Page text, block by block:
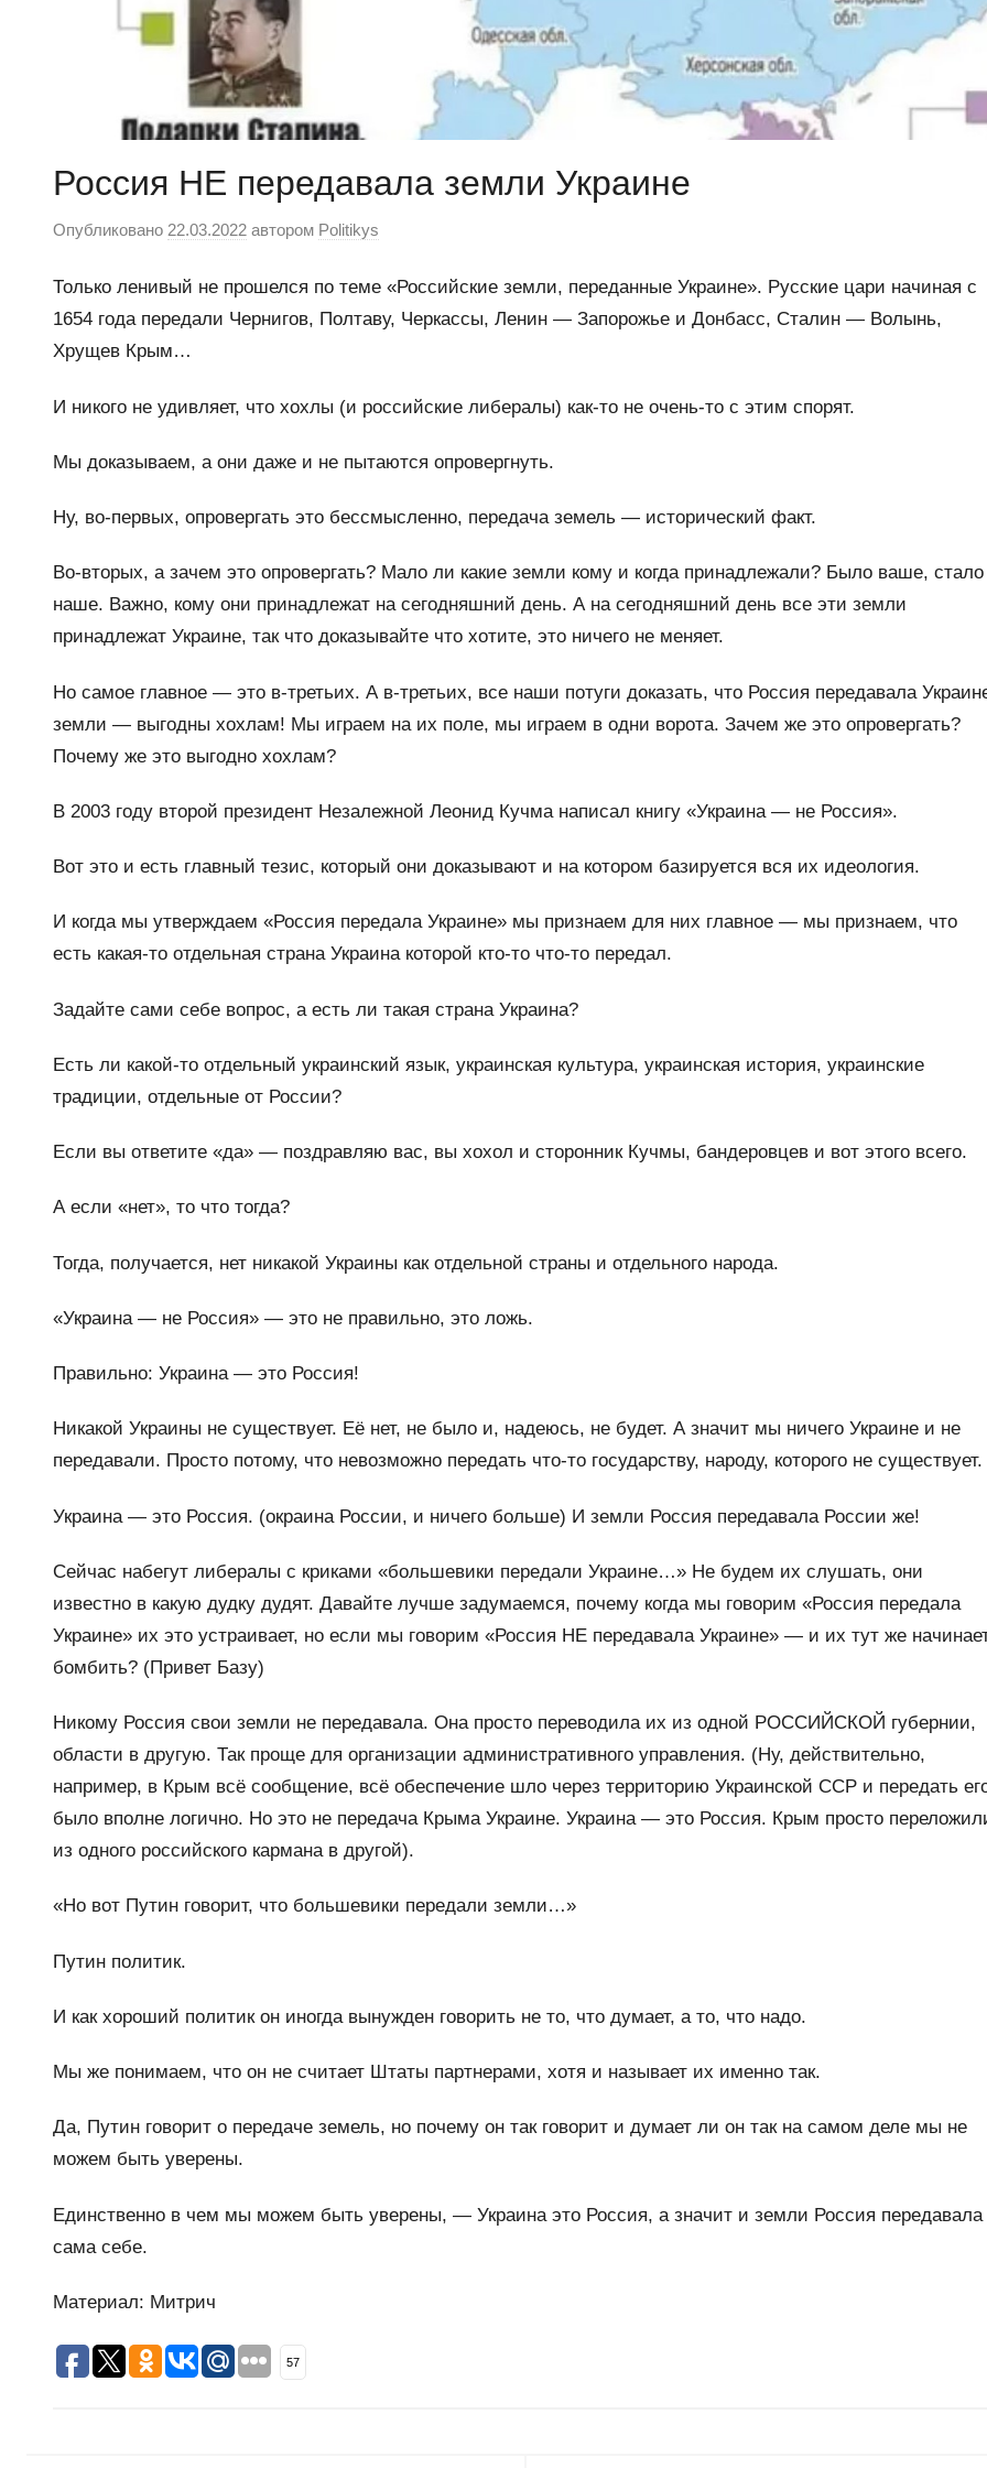
Россия НЕ передавала земли Украине
Опубликовано 22.03.2022 автором Politikys
Только ленивый не прошелся по теме «Российские земли, переданные Украине». Русские цари начиная с
1654 года передали Чернигов, Полтаву, Черкассы, Ленин — Запорожье и Донбасс, Сталин — Волынь,
Хрущев Крым…
И никого не удивляет, что хохлы (и российские либералы) как-то не очень-то с этим спорят.
Мы доказываем, а они даже и не пытаются опровергнуть.
Ну, во-первых, опровергать это бессмысленно, передача земель — исторический факт.
Во-вторых, а зачем это опровергать? Мало ли какие земли кому и когда принадлежали? Было ваше, стало
наше. Важно, кому они принадлежат на сегодняшний день. А на сегодняшний день все эти земли
принадлежат Украине, так что доказывайте что хотите, это ничего не меняет.
Но самое главное — это в-третьих. А в-третьих, все наши потуги доказать, что Россия передавала
земли — выгодны хохлам! Мы играем на их поле, мы играем в одни ворота. Зачем же это опровергать?
Почему же это выгодно хохлам?
В 2003 году второй президент Незалежной Леонид Кучма написал книгу «Украина — не Россия».
Вот это и есть главный тезис, который они доказывают и на котором базируется вся их идеология.
И когда мы утверждаем «Россия передала Украине» мы признаем для них главное — мы признаем, что
есть какая-то отдельная страна Украина которой кто-то что-то передал.
Задайте сами себе вопрос, а есть ли такая страна Украина?
Есть ли какой-то отдельный украинский язык, украинская культура, украинская история, украинские
традиции, отдельные от России?
Если вы ответите «да» — поздравляю вас, вы хохол и сторонник Кучмы, бандеровцев и вот этого всего.
А если «нет», то что тогда?
Тогда, получается, нет никакой Украины как отдельной страны и отдельного народа.
«Украина — не Россия» — это не правильно, это ложь.
Правильно: Украина — это Россия!
Никакой Украины не существует. Её нет, не было и, надеюсь, не будет. А значит мы ничего Украине и не
передавали. Просто потому, что невозможно передать что-то государству, народу, которого не существует.
Украина — это Россия. (окраина России, и ничего больше) И земли Россия передавала России же!
Сейчас набегут либералы с криками «большевики передали Украине…» Не будем их слушать, они
известно в какую дудку дудят. Давайте лучше задумаемся, почему когда мы говорим «Россия передала
Украине» их это устраивает, но если мы говорим «Россия НЕ передавала Украине» — и их тут же
бомбить? (Привет Базу)
Никому Россия свои земли не передавала. Она просто переводила их из одной РОССИЙСКОЙ губернии,
области в другую. Так проще для организации административного управления. (Ну, действительно,
например, в Крым всё сообщение, всё обеспечение шло через территорию Украинской ССР и передать
было вполне логично. Но это не передача Крыма Украине. Украина — это Россия. Крым просто
из одного российского кармана в другой).
«Но вот Путин говорит, что большевики передали земли…»
Путин политик.
И как хороший политик он иногда вынужден говорить не то, что думает, а то, что надо.
Мы же понимаем, что он не считает Штаты партнерами, хотя и называет их именно так.
Да, Путин говорит о передаче земель, но почему он так говорит и думает ли он так на самом деле мы не
можем быть уверены.
Единственно в чем мы можем быть уверены, — Украина это Россия, а значит и земли Россия передавала
сама себе.
Материал: Митрич
57